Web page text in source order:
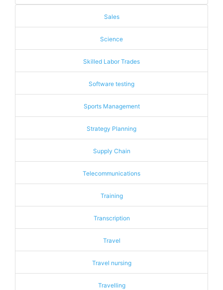
Sales
Science
Skilled Labor Trades
Software testing
Sports Management
Strategy Planning
Supply Chain
Telecommunications
Training
Transcription
Travel
Travel nursing
Travelling